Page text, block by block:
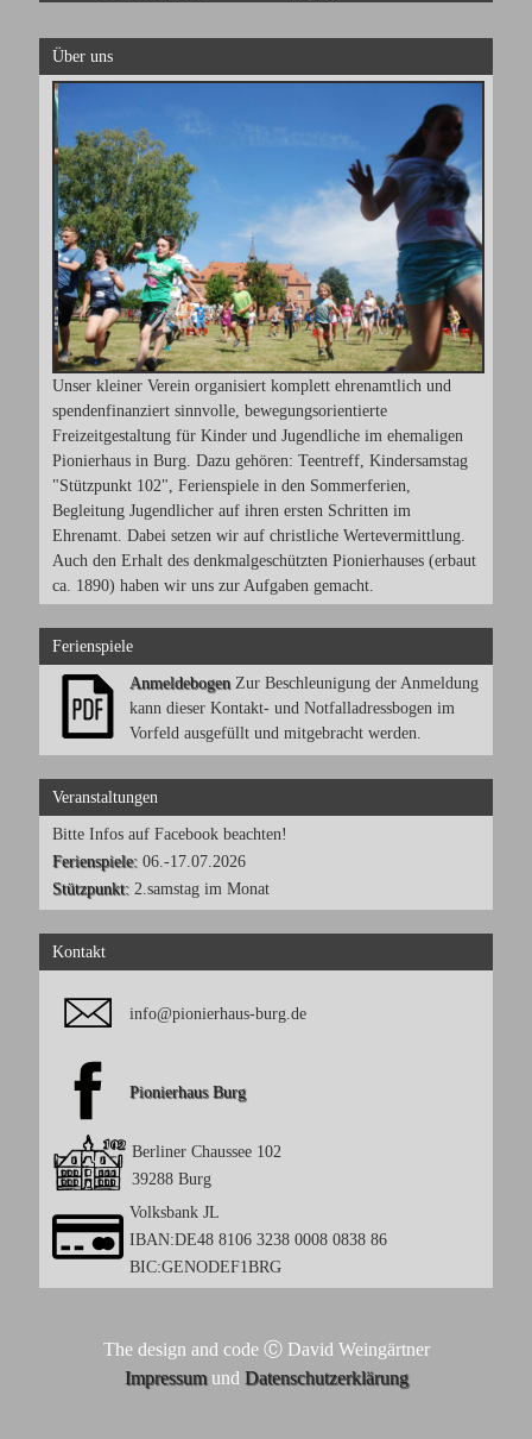
Über uns
Unser kleiner Verein organisiert komplett ehrenamtlich und
spendenfinanziert sinnvolle, bewegungsorientierte
Freizeitgestaltung für Kinder und Jugendliche im ehemaligen
Pionierhaus in Burg. Dazu gehören: Teentreff, Kindersamstag
"Stützpunkt 102", Ferienspiele in den Sommerferien,
Begleitung Jugendlicher auf ihren ersten Schritten im
Ehrenamt. Dabei setzen wir auf christliche Wertevermittlung.
Auch den Erhalt des denkmalgeschützten Pionierhauses (erbaut
ca. 1890) haben wir uns zur Aufgaben gemacht.
Ferienspiele
AnmeldebogenZur Beschleunigung der Anmeldung
kann dieser Kontakt- und Notfalladressbogen im
Vorfeld ausgefüllt und mitgebracht werden.
Veranstaltungen
Bitte Infos auf Facebook beachten!
Ferienspiele:06.-17.07.2026
Stützpunkt:2.samstag im Monat
Kontakt
info@pionierhaus-burg.de
Pionierhaus Burg
Berliner Chaussee 102
39288 Burg
Volksbank JL
IBAN:DE48 8106 3238 0008 0838 86
BIC:GENODEF1BRG
The design and code Ⓒ David Weingärtner
Impressumund Datenschutzerklärung